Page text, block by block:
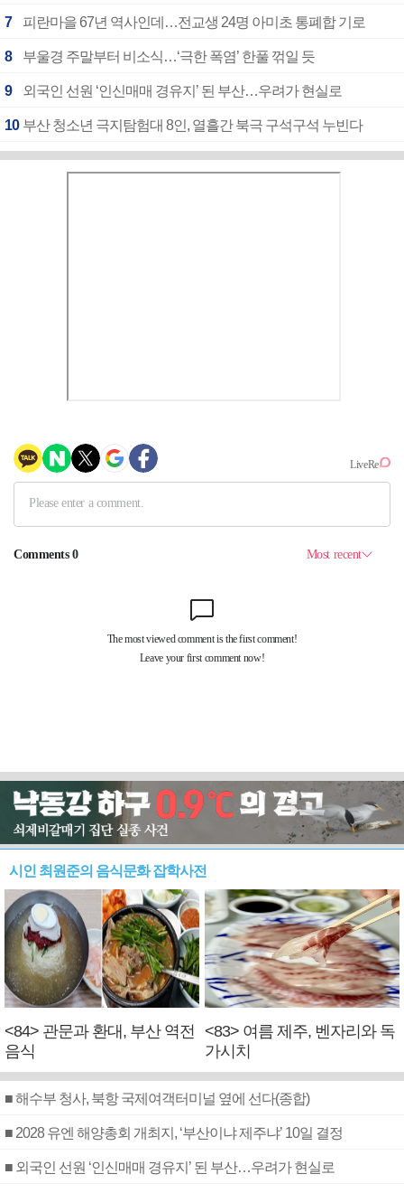
7 피란마을 67년 역사인데…전교생 24명 아미초 통폐합 기로
8 부울경 주말부터 비소식…‘극한 폭염’ 한풀 꺾일 듯
9 외국인 선원 ‘인신매매 경유지’ 된 부산…우려가 현실로
10 부산 청소년 극지탐험대 8인, 열흘간 북극 구석구석 누빈다
시인 최원준의 음식문화 잡학사전
<84> 관문과 환대, 부산 역전
음식
<83> 여름 제주, 벤자리와 독
가시치
■ 해수부 청사, 북항 국제여객터미널 옆에 선다(종합)
■ 2028 유엔 해양총회 개최지, ‘부산이냐 제주냐’ 10일 결정
■ 외국인 선원 ‘인신매매 경유지’ 된 부산…우려가 현실로